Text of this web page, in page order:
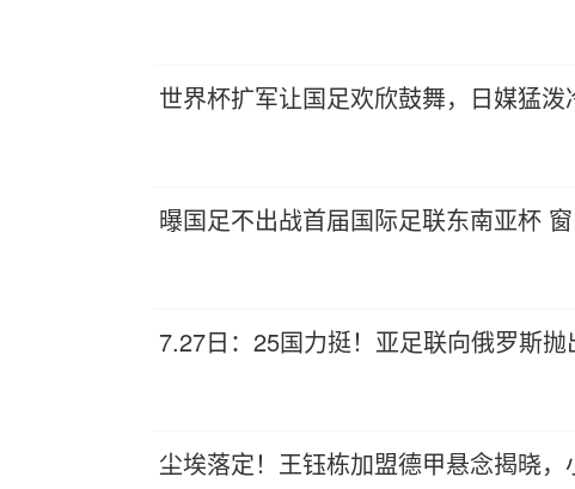
世界杯扩军让国足欢欣鼓舞，日媒猛
曝国足不出战首届国际足联东南亚杯
7.27日：25国力挺！亚足联向俄罗斯
尘埃落定！王钰栋加盟德甲悬念揭晓，